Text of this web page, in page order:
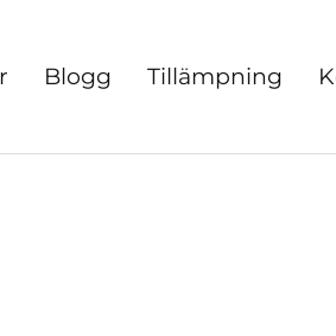
Blogg Tillämpning